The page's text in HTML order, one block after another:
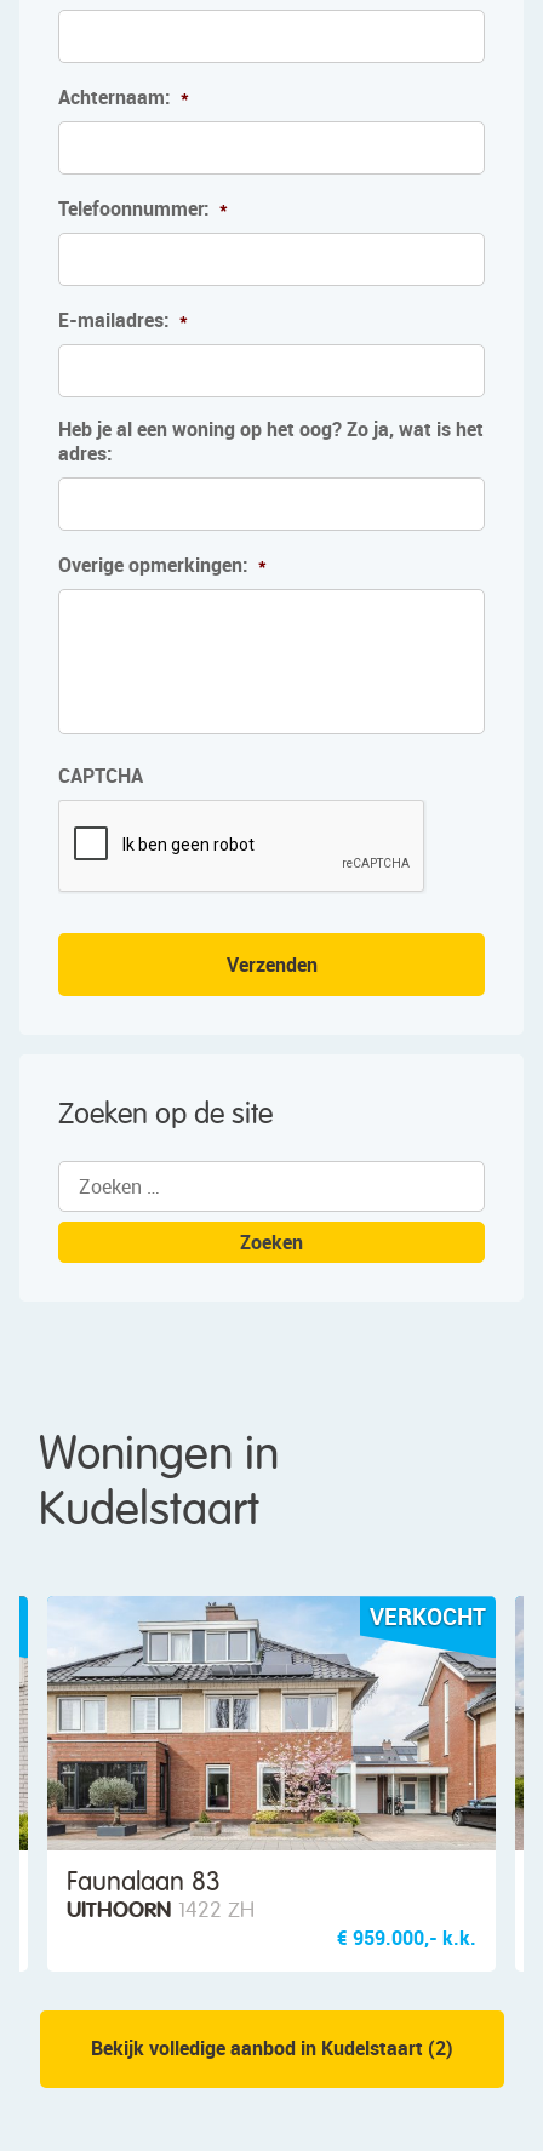
Achternaam: *
Telefoonnummer: *
E-mailadres: *
Heb je al een woning op het oog? Zo ja, wat is het
adres:
Overige opmerkingen: *
CAPTCHA
Verzenden
Zoeken op de site
Zoeken
naar:
Woningen in
Kudelstaart
VERKOCHT
Catharina van Renneshof 9
UITHOORN 1421 KJ
€ 475.000,- k.k.
Bekijk volledige aanbod in Kudelstaart (2)